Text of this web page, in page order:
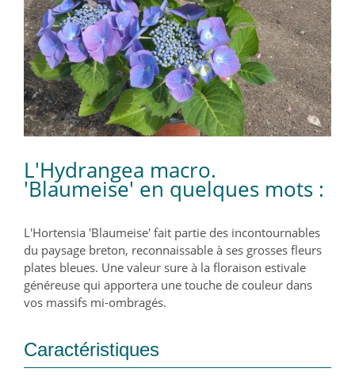
L'Hydrangea macro.
'Blaumeise' en quelques mots :
L'Hortensia 'Blaumeise' fait partie des incontournables
du paysage breton, reconnaissable à ses grosses fleurs
plates bleues. Une valeur sure à la floraison estivale
généreuse qui apportera une touche de couleur dans
vos massifs mi-ombragés.
Caractéristiques